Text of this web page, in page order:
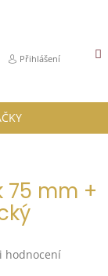
Přihlášení
75 mm +
hodnocení